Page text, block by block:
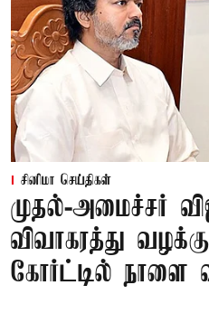
சினிமா செய்திகள்
முதல்-அமைச்சர்
விவாகரத்து
கோர்ட்டில் நாளை